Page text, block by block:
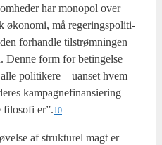
har monopol over
øko­no­mi, må rege­rings­po­li­ti­
for­hand­le til­strøm­nin­gen
Den­ne form for betin­gel­se
poli­ti­ke­re – uan­set hvem
kampag­ne­fi­nan­si­e­ring
filo­so­fi er”.10
af struk­tu­rel magt er